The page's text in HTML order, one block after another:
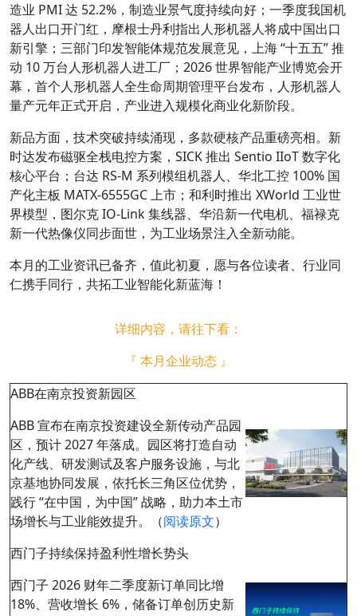
造业 PMI 达 52.2%，制造业景气度持续向好；一季度我国机
器人出口开门红，摩根士丹利指出人形机器人将成中国出口
新引擎；三部门印发智能体规范发展意见，上海 “十五五” 推
动 10 万台人形机器人进工厂；2026 世界智能产业博览会开
幕，首个人形机器人全生命周期管理平台发布，人形机器人
量产元年正式开启，产业进入规模化商业化新阶段。
新品方面，技术突破持续涌现，多款硬核产品重磅亮相。新
时达发布磁驱全栈电控方案，SICK 推出 Sentio IIoT 数字化
核心平台；台达 RS‑M 系列模组机器人、华北工控 100% 国
产化主板 MATX‑6555GC 上市；和利时推出 XWorld 工业世
界模型，图尔克 IO‑Link 集线器、华沿新一代电机、福禄克
新一代热像仪同步面世，为工业场景注入全新动能。
本月的工业资讯已备齐，值此初夏，愿与各位读者、行业同
仁携手同行，共拓工业智能化新蓝海！
详细内容，请往下看：
『 本月企业动态 』
ABB在南京投资新园区
ABB 宣布在南京投资建设全新传动产品园
区，预计 2027 年落成。园区将打造自动
化产线、研发测试及客户服务设施，与北
京基地协同发展，依托长三角区位优势，
践行 “在中国，为中国” 战略，助力本土市
场增长与工业能效提升。（阅读原文）
西门子持续保持盈利性增长势头
西门子 2026 财年二季度新订单同比增
18%、营收增长 6%，储备订单创历史新